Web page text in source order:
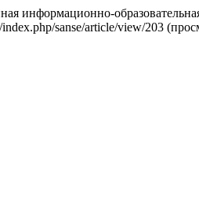
информационно-
sanse/article/view/203